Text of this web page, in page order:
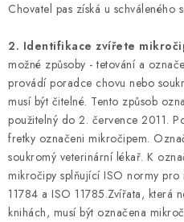
Chovatel pas získá u schváleného
2. Identifikace zvířete
možné způsoby - tetování a
provádí poradce chovu nebo
musí být čitelné. Tento způsob
použitelný do 2. července 2011.
fretky označeni mikročipem.
soukromý veterinární lékař. K
mikročipy splňující ISO normy
11784 a ISO 11785.Zvířata, která
knihách, musí být označena